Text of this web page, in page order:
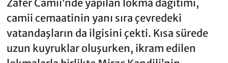
Zafer Camii’nde yapılan lokma dağıtımı,
camii cemaatinin yanı sıra çevredeki
vatandaşların da ilgisini çekti. Kısa sürede
uzun kuyruklar oluşurken, ikram edilen